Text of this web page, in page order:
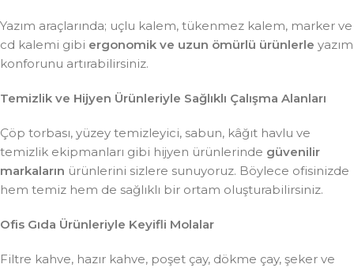
Yazım araçlarında; uçlu kalem, tükenmez kalem, marker ve
cd kalemi gibi ergonomik ve uzun ömürlü ürünlerle yazım
konforunu artırabilirsiniz.
Temizlik ve Hijyen Ürünleriyle Sağlıklı Çalışma Alanları
Çöp torbası, yüzey temizleyici, sabun, kâğıt havlu ve
temizlik ekipmanları gibi hijyen ürünlerinde güvenilir
markaların ürünlerini sizlere sunuyoruz. Böylece ofisinizde
hem temiz hem de sağlıklı bir ortam oluşturabilirsiniz.
Ofis Gıda Ürünleriyle Keyifli Molalar
Filtre kahve, hazır kahve, poşet çay, dökme çay, şeker ve